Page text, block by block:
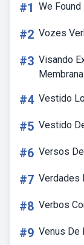
#1 We
#2 Vozes
#3 Visando
#4 Vestido
#5 Vestido
#6 Versos
#7 Verdades
#8 Verbos
#9 Venus De